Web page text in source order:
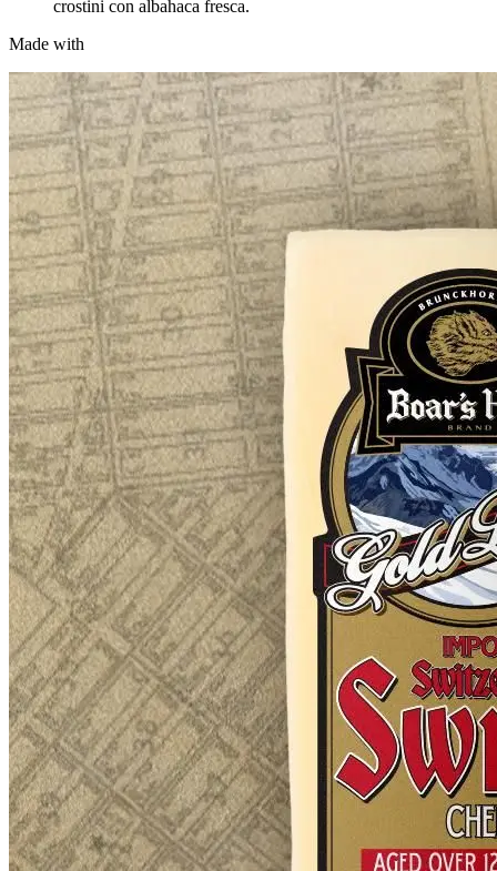
crostini con albahaca fresca.
Made with